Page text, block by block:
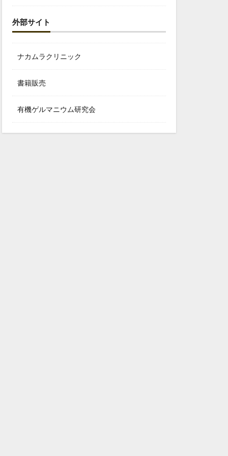
外部サイト
ナカムラクリニック
書籍販売
有機ゲルマニウム研究会